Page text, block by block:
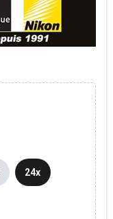
24x